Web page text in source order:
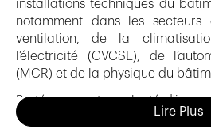
installations techniques du
notamment dans les
ventilation, de la
l’électricité (CVCSE), de
(MCR) et de la physique du
Portés par notre volonté
l'environnement, notre vision
Lire Plus